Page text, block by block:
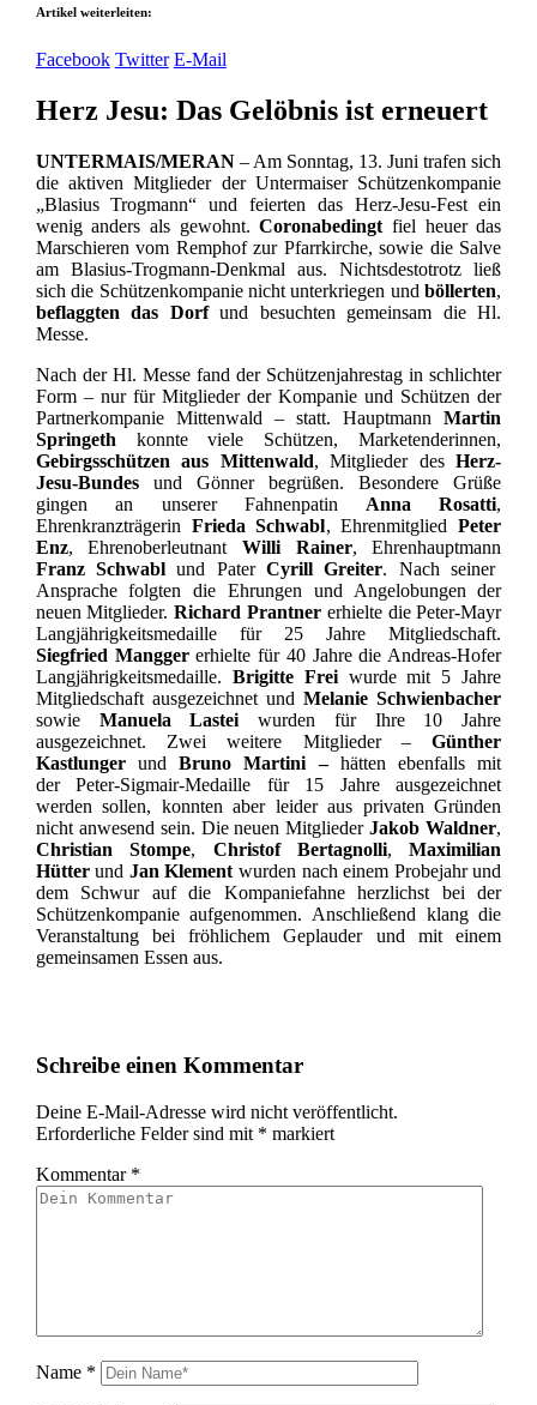
Artikel weiterleiten:
Facebook Twitter E-Mail
Herz Jesu: Das Gelöbnis ist erneuert
UNTERMAIS/MERAN– Am Sonntag, 13. Juni trafen sich
die aktiven Mitglieder der Untermaiser Schützenkompanie
„Blasius Trogmann“ und feierten das Herz-Jesu-Fest ein
wenig anders als gewohnt.Coronabedingt fiel heuer das
Marschieren vom Remphof zur Pfarrkirche, sowie die Salve
am Blasius-Trogmann-Denkmal aus. Nichtsdestotrotz ließ
sich die Schützenkompanie nicht unterkriegen undböllerten,
beflaggten das Dorfund besuchten gemeinsam die Hl.
Messe.
Nach der Hl. Messe fand der Schützenjahrestag in schlichter
Form – nur für Mitglieder der Kompanie und Schützen der
Partnerkompanie Mittenwald – statt. HauptmannMartin
Springeth konnte viele Schützen, Marketenderinnen,
Gebirgsschützen aus Mittenwald, Mitglieder desHerz-
Jesu-Bundesund Gönner begrüßen. Besondere Grüße
gingen an unserer Fahnenpatin Anna Rosatti,
Ehrenkranzträgerin Frieda Schwabl, EhrenmitgliedPeter
Enz, Ehrenoberleutnant Willi Rainer, Ehrenhauptmann
Franz Schwabl und Pater Cyrill Greiter. Nach seiner
Ansprache folgten die Ehrungen und Angelobungen der
neuen Mitglieder.Richard Prantner erhielte die Peter-Mayr
Langjährigkeitsmedaille für 25 Jahre Mitgliedschaft.
Siegfried Manggererhielte für 40 Jahre die Andreas-Hofer
Langjährigkeitsmedaille. Brigitte Freiwurde mit 5 Jahre
Mitgliedschaft ausgezeichnet undMelanie Schwienbacher
sowie Manuela Lastei wurden für Ihre 10 Jahre
ausgezeichnet. Zwei weitere Mitglieder –Günther
Kastlunger undBruno Martini – hätten ebenfalls mit
der Peter-Sigmair-Medaille für 15 Jahre ausgezeichnet
werden sollen, konnten aber leider aus privaten Gründen
nicht anwesend sein. Die neuen MitgliederJakob Waldner,
Christian Stompe, Christof Bertagnolli,Maximilian
Hütterund Jan Klement wurden nach einem Probejahr und
dem Schwur auf die Kompaniefahne herzlichst bei der
Schützenkompanie aufgenommen. Anschließend klang die
Veranstaltung bei fröhlichem Geplauder und mit einem
gemeinsamen Essen aus.
Schreibe einen Kommentar
Deine E-Mail-Adresse wird nicht veröffentlicht.
Erforderliche Felder sind mit * markiert
Kommentar *
Name *